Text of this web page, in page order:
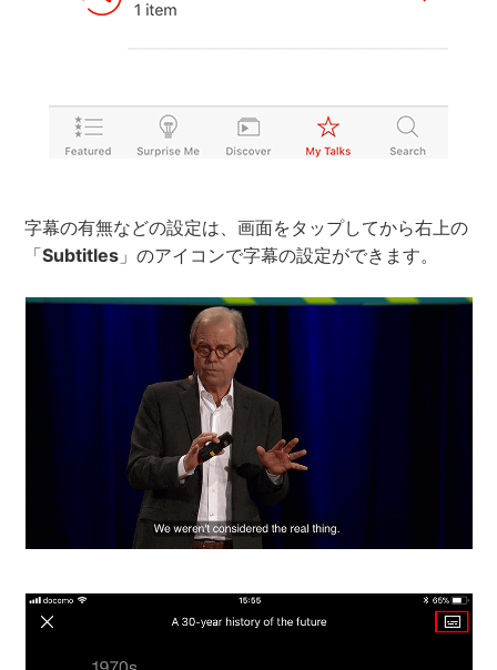
字幕の有無などの設定は、画面をタップしてから右上の
「Subtitles 」のアイコンで字幕の設定ができます。